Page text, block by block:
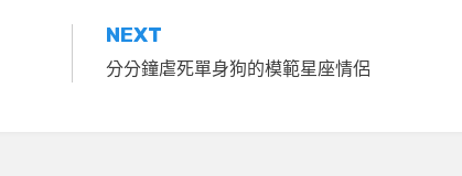
NEXT
分分鐘虐死單身狗的模範星座情侶